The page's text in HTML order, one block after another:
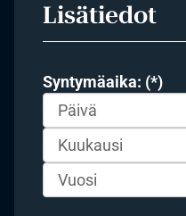
Lisätiedot
Syntymäaika: (*)